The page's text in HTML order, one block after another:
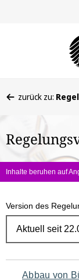
befinden
hier:
zurück zu:
Inhalte beruhen auf
Version des
Abbau von